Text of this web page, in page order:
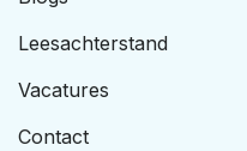
Leesachterstand
Vacatures
Contact